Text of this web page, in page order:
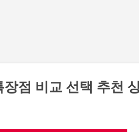
점 비교 선택 추천